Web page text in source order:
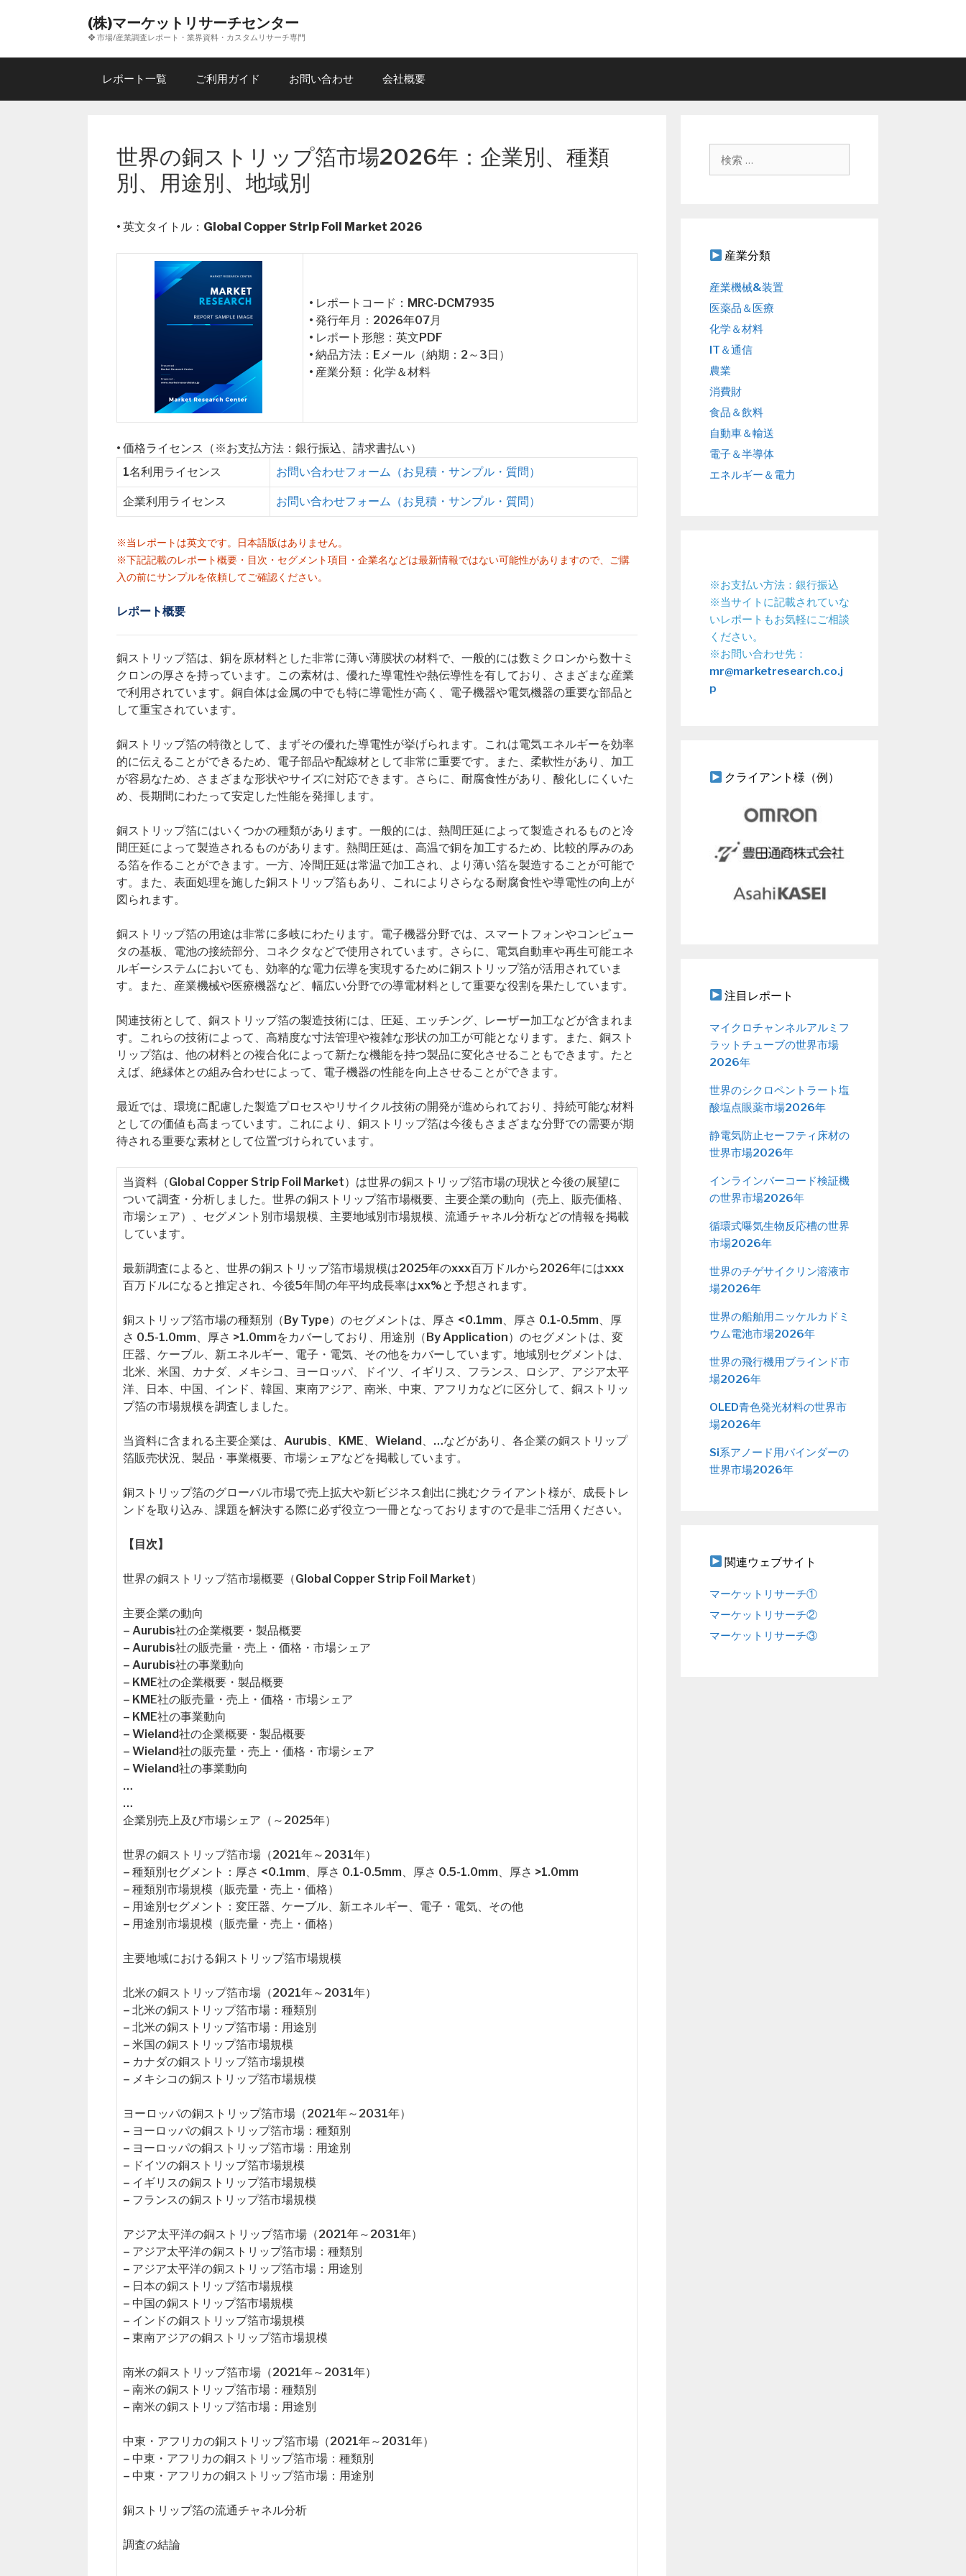
ン
(株)マーケットリサーチセンター
❖ 市場/産業調査レポート・業界資料・カスタムリサーチ専門
レポート一覧 ご利用ガイド お問い合わせ 会社概要
世界の銅ストリップ箔市場2026年：企業別、種類
別、用途別、地域別
• 英文タイトル： Global Copper Strip Foil Market 2026
• レポートコード：MRC-DCM7935
• 発行年月：2026年07月
• レポート形態：英文PDF
• 納品方法：Eメール（納期：2～3日）
• 産業分類：化学＆材料
• 価格ライセンス（※お支払方法：銀行振込、請求書払い）
1名利用ライセンス
お問い合わせフォーム（お見積・サンプル・質問）
企業利用ライセンス お問い合わせフォーム（お見積・サンプル・質問）
※当レポートは英文です。日本語版はありません。
※下記記載のレポート概要・目次・セグメント項目・企業名などは最新情報ではない可能性がありますので、ご購
入の前にサンプルを依頼してご確認ください。
レポート概要
銅ストリップ箔は、銅を原材料とした非常に薄い薄膜状の材料で、一般的には数ミクロンから数十ミ
クロンの厚さを持っています。この素材は、優れた導電性や熱伝導性を有しており、さまざまな産業
で利用されています。銅自体は金属の中でも特に導電性が高く、電子機器や電気機器の重要な部品と
して重宝されています。
銅ストリップ箔の特徴として、まずその優れた導電性が挙げられます。これは電気エネルギーを効率
的に伝えることができるため、電子部品や配線材として非常に重要です。また、柔軟性があり、加工
が容易なため、さまざまな形状やサイズに対応できます。さらに、耐腐食性があり、酸化しにくいた
め、長期間にわたって安定した性能を発揮します。
銅ストリップ箔にはいくつかの種類があります。一般的には、熱間圧延によって製造されるものと冷
間圧延によって製造されるものがあります。熱間圧延は、高温で銅を加工するため、比較的厚みのあ
る箔を作ることができます。一方、冷間圧延は常温で加工され、より薄い箔を製造することが可能で
す。また、表面処理を施した銅ストリップ箔もあり、これによりさらなる耐腐食性や導電性の向上が
図られます。
銅ストリップ箔の用途は非常に多岐にわたります。電子機器分野では、スマートフォンやコンピュー
タの基板、電池の接続部分、コネクタなどで使用されています。さらに、電気自動車や再生可能エネ
ルギーシステムにおいても、効率的な電力伝導を実現するために銅ストリップ箔が活用されていま
す。また、産業機械や医療機器など、幅広い分野での導電材料として重要な役割を果たしています。
関連技術として、銅ストリップ箔の製造技術には、圧延、エッチング、レーザー加工などが含まれま
す。これらの技術によって、高精度な寸法管理や複雑な形状の加工が可能となります。また、銅スト
リップ箔は、他の材料との複合化によって新たな機能を持つ製品に変化させることもできます。たと
えば、絶縁体との組み合わせによって、電子機器の性能を向上させることができます。
最近では、環境に配慮した製造プロセスやリサイクル技術の開発が進められており、持続可能な材料
としての価値も高まっています。これにより、銅ストリップ箔は今後もさまざまな分野での需要が期
待される重要な素材として位置づけられています。
当資料（Global Copper Strip Foil Market）は世界の銅ストリップ箔市場の現状と今後の展望に
ついて調査・分析しました。世界の銅ストリップ箔市場概要、主要企業の動向（売上、販売価格、
市場シェア）、セグメント別市場規模、主要地域別市場規模、流通チャネル分析などの情報を掲載
しています。
最新調査によると、世界の銅ストリップ箔市場規模は2025年のxxx百万ドルから2026年にはxxx
百万ドルになると推定され、今後5年間の年平均成長率はxx%と予想されます。
銅ストリップ箔市場の種類別（By Type）のセグメントは、厚さ <0.1mm、厚さ 0.1-0.5mm、厚
さ 0.5-1.0mm、厚さ >1.0mmをカバーしており、用途別（By Application）のセグメントは、変
圧器、ケーブル、新エネルギー、電子・電気、その他をカバーしています。地域別セグメントは、
北米、米国、カナダ、メキシコ、ヨーロッパ、ドイツ、イギリス、フランス、ロシア、アジア太平
洋、日本、中国、インド、韓国、東南アジア、南米、中東、アフリカなどに区分して、銅ストリッ
プ箔の市場規模を調査しました。
当資料に含まれる主要企業は、Aurubis、KME、Wieland、…などがあり、各企業の銅ストリップ
箔販売状況、製品・事業概要、市場シェアなどを掲載しています。
銅ストリップ箔のグローバル市場で売上拡大や新ビジネス創出に挑むクライアント様が、成長トレ
ンドを取り込み、課題を解決する際に必ず役立つ一冊となっておりますので是非ご活用ください。
【目次】
世界の銅ストリップ箔市場概要（Global Copper Strip Foil Market）
主要企業の動向
– Aurubis社の企業概要・製品概要
– Aurubis社の販売量・売上・価格・市場シェア
– Aurubis社の事業動向
– KME社の企業概要・製品概要
– KME社の販売量・売上・価格・市場シェア
– KME社の事業動向
– Wieland社の企業概要・製品概要
– Wieland社の販売量・売上・価格・市場シェア
– Wieland社の事業動向
…
…
企業別売上及び市場シェア（～2025年）
世界の銅ストリップ箔市場（2021年～2031年）
– 種類別セグメント：厚さ <0.1mm、厚さ 0.1-0.5mm、厚さ 0.5-1.0mm、厚さ >1.0mm
– 種類別市場規模（販売量・売上・価格）
– 用途別セグメント：変圧器、ケーブル、新エネルギー、電子・電気、その他
– 用途別市場規模（販売量・売上・価格）
主要地域における銅ストリップ箔市場規模
北米の銅ストリップ箔市場（2021年～2031年）
– 北米の銅ストリップ箔市場：種類別
– 北米の銅ストリップ箔市場：用途別
– 米国の銅ストリップ箔市場規模
– カナダの銅ストリップ箔市場規模
– メキシコの銅ストリップ箔市場規模
ヨーロッパの銅ストリップ箔市場（2021年～2031年）
– ヨーロッパの銅ストリップ箔市場：種類別
– ヨーロッパの銅ストリップ箔市場：用途別
– ドイツの銅ストリップ箔市場規模
– イギリスの銅ストリップ箔市場規模
– フランスの銅ストリップ箔市場規模
アジア太平洋の銅ストリップ箔市場（2021年～2031年）
– アジア太平洋の銅ストリップ箔市場：種類別
– アジア太平洋の銅ストリップ箔市場：用途別
– 日本の銅ストリップ箔市場規模
– 中国の銅ストリップ箔市場規模
– インドの銅ストリップ箔市場規模
– 東南アジアの銅ストリップ箔市場規模
南米の銅ストリップ箔市場（2021年～2031年）
– 南米の銅ストリップ箔市場：種類別
– 南米の銅ストリップ箔市場：用途別
中東・アフリカの銅ストリップ箔市場（2021年～2031年）
– 中東・アフリカの銅ストリップ箔市場：種類別
– 中東・アフリカの銅ストリップ箔市場：用途別
銅ストリップ箔の流通チャネル分析
調査の結論
産業分類
産業機械&装置
医薬品＆医療
化学＆材料
IT＆通信
農業
消費財
食品＆飲料
自動車＆輸送
電子＆半導体
エネルギー＆電力
※お支払い方法：銀行振込
※当サイトに記載されていな
いレポートもお気軽にご相談
ください。
※お問い合わせ先：
mr@marketresearch.co.j
p
クライアント様（例）
注目レポート
マイクロチャンネルアルミフ
ラットチューブの世界市場
2026年
世界のシクロペントラート塩
酸塩点眼薬市場2026年
静電気防止セーフティ床材の
世界市場2026年
インラインバーコード検証機
の世界市場2026年
循環式曝気生物反応槽の世界
市場2026年
世界のチゲサイクリン溶液市
場2026年
世界の船舶用ニッケルカドミ
ウム電池市場2026年
世界の飛行機用ブラインド市
場2026年
OLED青色発光材料の世界市
場2026年
Si系アノード用バインダーの
世界市場2026年
関連ウェブサイト
マーケットリサーチ①
マーケットリサーチ②
マーケットリサーチ③